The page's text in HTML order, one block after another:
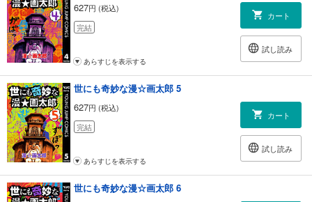
627円 (税込)
完結
カート
試し読み
あらすじを表示する
世にも奇妙な漫☆画太郎 5
627円 (税込)
完結
カート
試し読み
あらすじを表示する
世にも奇妙な漫☆画太郎 6